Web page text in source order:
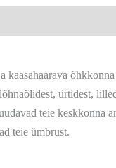
ürtidest,
teie keskkonna
teie ümbrust.